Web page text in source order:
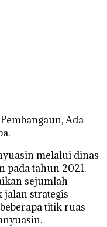
Ada
melalui dinas
pada tahun 2021.
sejumlah
strategis
titik ruas